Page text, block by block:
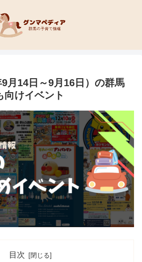
月14日～9月16日）の群馬
向けイベント
目次